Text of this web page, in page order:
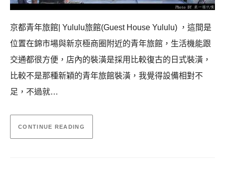
京都青年旅館| Yululu旅館(Guest House Yululu) ，這間是
位置在錦市場與新京極商圈附近的青年旅館，生活機能跟
交通都很方便，店內的裝潢是採用比較復古的日式裝潢，
比較不是那種新穎的青年旅館裝潢，我覺得設備相對不
足，不過就…
CONTINUE READING